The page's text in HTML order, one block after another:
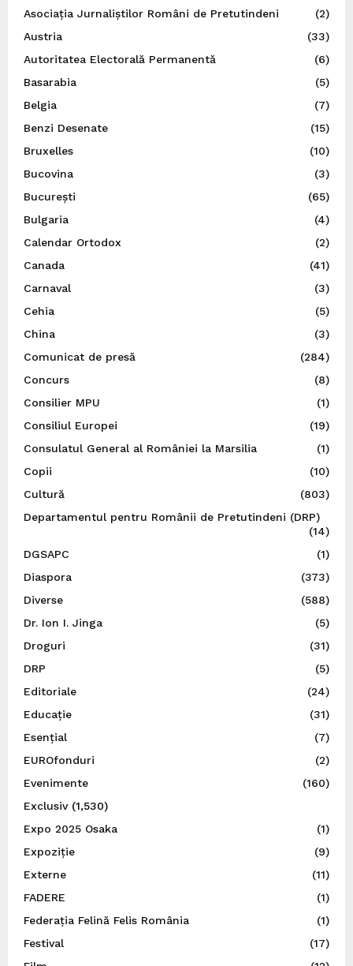
Asociația Jurnaliștilor Români de Pretutindeni
(2)
Austria
(33)
Autoritatea Electorală Permanentă
(6)
Basarabia
(5)
Belgia
(7)
Benzi Desenate
(15)
Bruxelles
(10)
Bucovina
(3)
București
(65)
Bulgaria
(4)
Calendar Ortodox
(2)
Canada
(41)
Carnaval
(3)
Cehia
(5)
China
(3)
Comunicat de presă
(284)
Concurs
(8)
Consilier MPU
(1)
Consiliul Europei
(19)
Consulatul General al României la Marsilia
(1)
Copii
(10)
Cultură
(803)
Departamentul pentru Românii de Pretutindeni (DRP)
(14)
DGSAPC
(1)
Diaspora
(373)
Diverse
(588)
Dr. Ion I. Jinga
(5)
Droguri
(31)
DRP
(5)
Editoriale
(24)
Educație
(31)
Esențial
(7)
EUROfonduri
(2)
Evenimente
(160)
Exclusiv(1,530)
Expo 2025 Osaka
(1)
Expoziție
(9)
Externe
(11)
FADERE
(1)
Federația Felină Felis România
(1)
Festival
(17)